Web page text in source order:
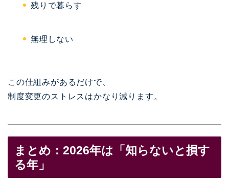
残りで暮らす
無理しない
この仕組みがあるだけで、
制度変更のストレスはかなり減ります。
まとめ：2026年は「知らないと損す
る年」